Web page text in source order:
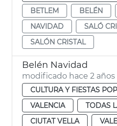
BETLEM
BELÉN
NAVIDAD
SALÓ
SALÓN CRISTAL
Belén Navidad
modificado hace 2 años
CULTURA Y FIESTAS
VALENCIA
TODAS
CIUTAT VELLA